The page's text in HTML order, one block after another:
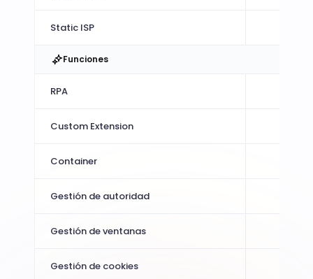
Static ISP
Funciones
RPA
Custom Extension
Container
Gestión de autoridad
Gestión de ventanas
Gestión de cookies